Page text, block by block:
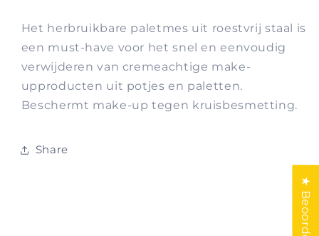
Het herbruikbare paletmes uit roestvrij staal is
een must-have voor het snel en eenvoudig
verwijderen van cremeachtige make-
upproducten uit potjes en paletten.
Beschermt make-up tegen kruisbesmetting.
Share